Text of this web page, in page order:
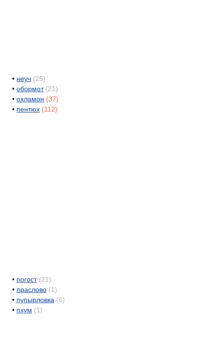
• неуч (25)
• обормот (21)
• охламон (37)
• пентюх (112)
• погост (21)
• праслово (1)
• пупырловка (6)
• пхум (1)